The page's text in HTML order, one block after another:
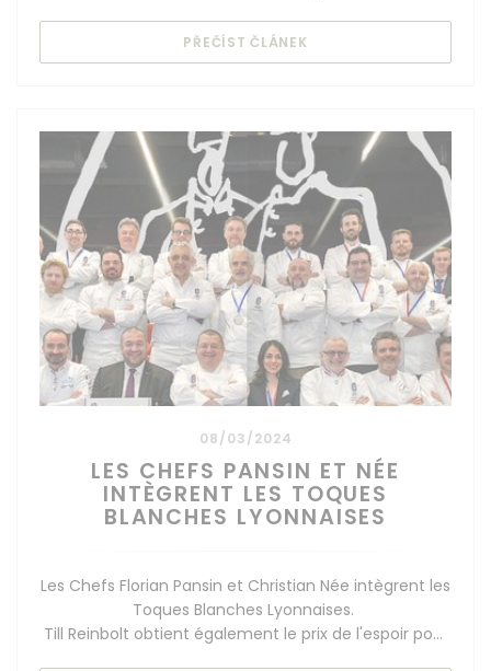
PŘEČÍST ČLÁNEK
08/03/2024
LES CHEFS PANSIN ET NÉE
INTÈGRENT LES TOQUES
BLANCHES LYONNAISES
Les Chefs Florian Pansin et Christian Née intègrent les
Toques Blanches Lyonnaises.
Till Reinbolt obtient également le prix de l'espoir pour